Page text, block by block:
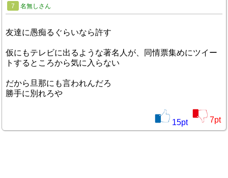
7
名無しさん
友達に愚痴るぐらいなら許す
仮にもテレビに出るような著名人が、同情票集めにツイー
トするところから気に入らない
だから旦那にも言われんだろ
勝手に別れろや
15pt 7pt